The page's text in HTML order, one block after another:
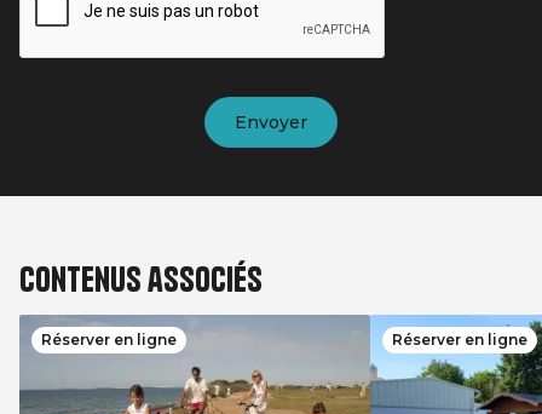
Contenus associés
Réserver en ligne Réserver en ligne